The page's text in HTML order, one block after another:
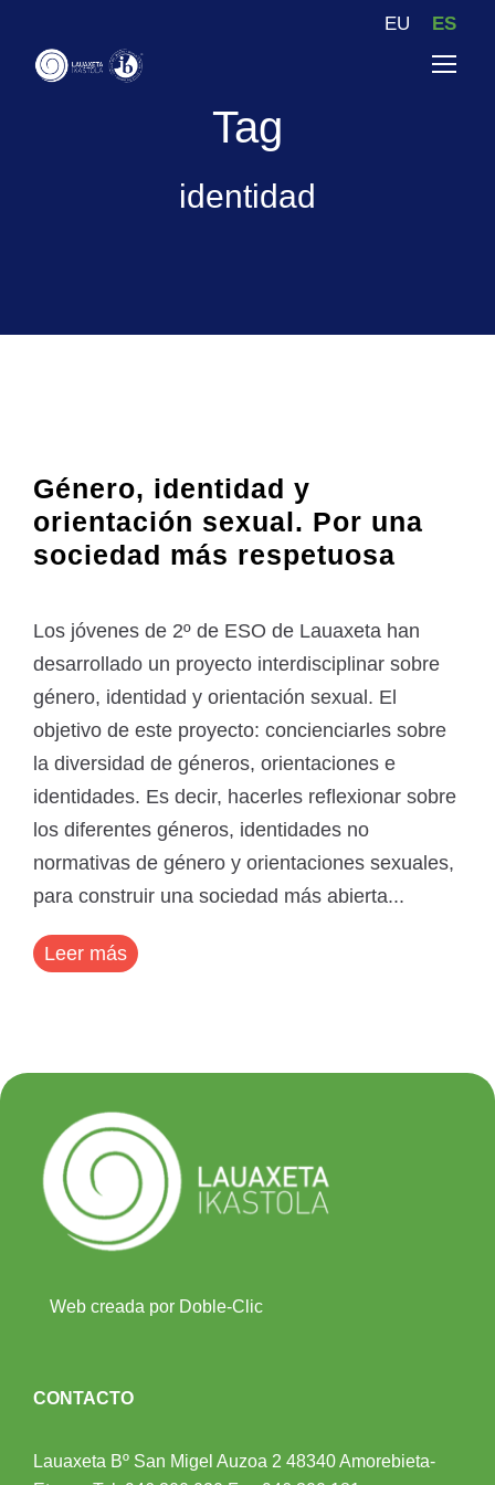
EU ES
Tag
identidad
Género, identidad y
orientación sexual. Por una
sociedad más respetuosa
Los jóvenes de 2º de ESO de Lauaxeta han
desarrollado un proyecto interdisciplinar sobre
género, identidad y orientación sexual. El
objetivo de este proyecto: concienciarles sobre
la diversidad de géneros, orientaciones e
identidades. Es decir, hacerles reflexionar sobre
los diferentes géneros, identidades no
normativas de género y orientaciones sexuales,
para construir una sociedad más abierta...
Leer más
Web creada por Doble-Clic
CONTACTO
Lauaxeta Bº San Migel Auzoa 2 48340 Amorebieta-